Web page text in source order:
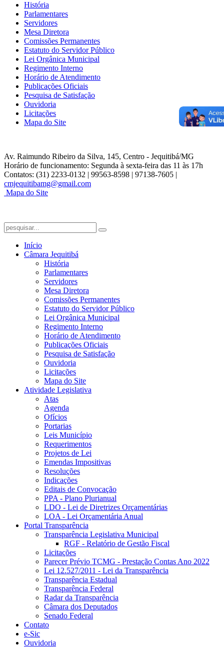
História
Parlamentares
Servidores
Mesa Diretora
Comissões Permanentes
Estatuto do Servidor Público
Lei Orgânica Municipal
Regimento Interno
Horário de Atendimento
Publicações Oficiais
Pesquisa de Satisfação
Ouvidoria
Licitações
Mapa do Site
Av. Raimundo Ribeiro da Silva, 145, Centro - Jequitibá/MG
Horário de funcionamento: Segunda à sexta-feira das 11 às 17h
Contatos: (31) 2233-0132 | 99563-8598 | 97138-7605 |
cmjequitibamg@gmail.com
Mapa do Site
Início
Câmara Jequitibá
História
Parlamentares
Servidores
Mesa Diretora
Comissões Permanentes
Estatuto do Servidor Público
Lei Orgânica Municipal
Regimento Interno
Horário de Atendimento
Publicações Oficiais
Pesquisa de Satisfação
Ouvidoria
Licitações
Mapa do Site
Atividade Legislativa
Atas
Agenda
Ofícios
Portarias
Leis Município
Requerimentos
Projetos de Lei
Emendas Impositivas
Resoluções
Indicações
Editais de Convocação
PPA - Plano Plurianual
LDO - Lei de Diretrizes Orçamentárias
LOA - Lei Orçamentária Anual
Portal Transparência
Transparência Legislativa Municipal
RGF - Relatório de Gestão Fiscal
Licitações
Parecer Prévio TCMG - Prestação Contas Ano 2022
Lei 12.527/2011 - Lei da Transparência
Transparência Estadual
Transparência Federal
Radar da Transparência
Câmara dos Deputados
Senado Federal
Contato
e-Sic
Ouvidoria